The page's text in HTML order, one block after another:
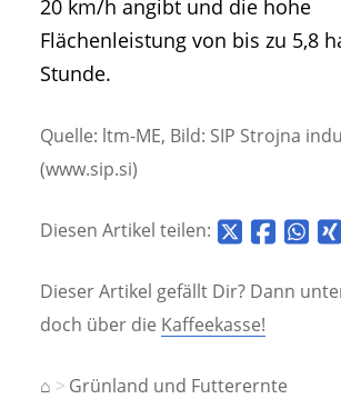
20 km/h angibt und die hohe
Flächenleistung von bis zu 5,8
Stunde.
Quelle: ltm-ME, Bild: SIP Strojna
(www.sip.si)
Diesen Artikel teilen:
Dieser Artikel gefällt Dir? Dann
doch über die Kaffeekasse!
⌂ Grünland und Futterernte